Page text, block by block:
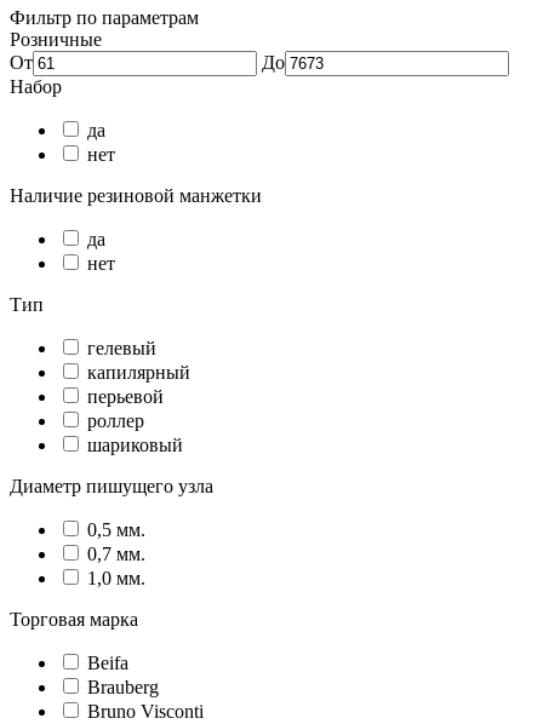
Фильтр по параметрам
Розничные
От
До
Набор
да
нет
Наличие резиновой манжетки
да
нет
Тип
гелевый
капилярный
перьевой
роллер
шариковый
Диаметр пишущего узла
0,5 мм.
0,7 мм.
1,0 мм.
Торговая марка
Beifa
Brauberg
Bruno Visconti